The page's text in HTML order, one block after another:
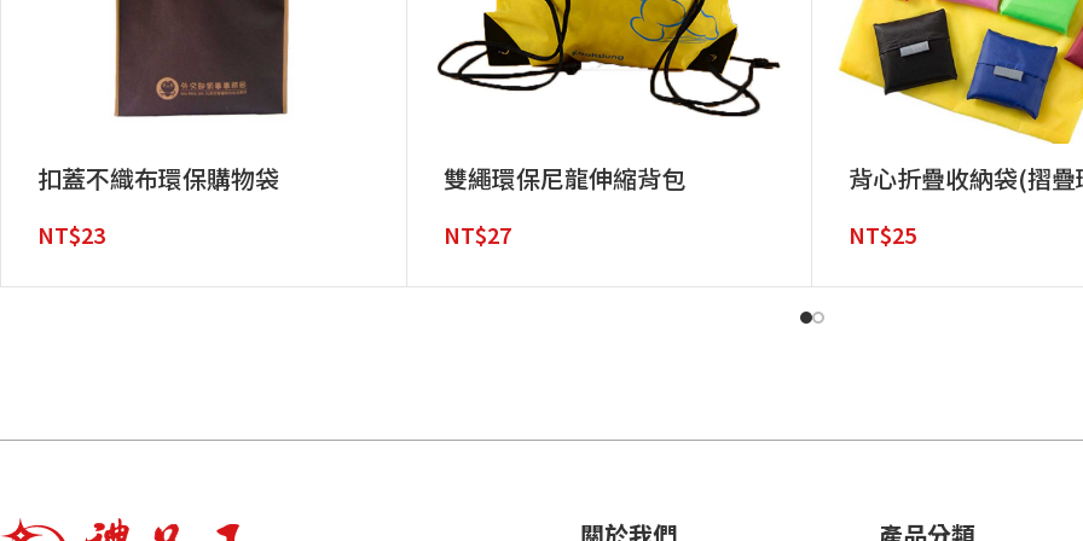
扣蓋不織布環保購物袋
NT$23
雙繩環保尼龍伸縮背包
NT$27
背心折疊收納袋(摺
NT$25